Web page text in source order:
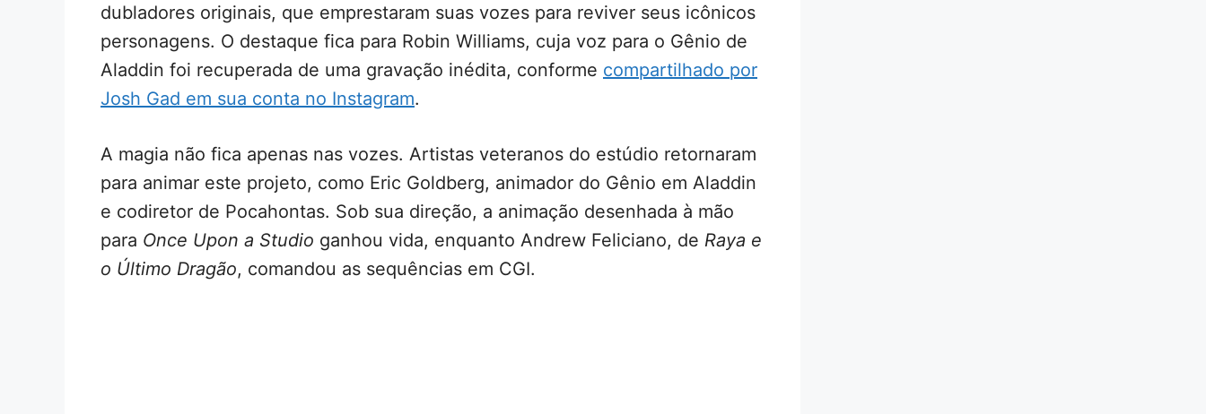
dubladores originais, que emprestaram suas vozes para reviver seus icônicos
personagens. O destaque fica para Robin Williams, cuja voz para o Gênio de
Aladdin foi recuperada de uma gravação inédita, conforme compartilhado por
Josh Gad em sua conta no Instagram.
A magia não fica apenas nas vozes. Artistas veteranos do estúdio retornaram
para animar este projeto, como Eric Goldberg, animador do Gênio em Aladdin
e codiretor de Pocahontas. Sob sua direção, a animação desenhada à mão
para Once Upon a Studio ganhou vida, enquanto Andrew Feliciano, de Raya e
o Último Dragão, comandou as sequências em CGI.